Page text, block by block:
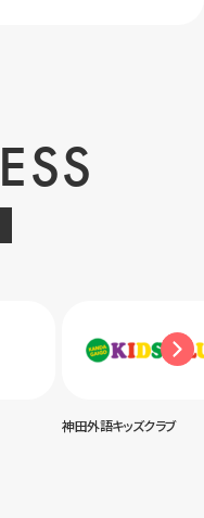
神田外語キッズクラブ